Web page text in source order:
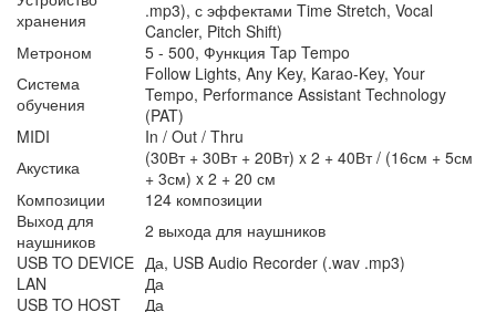
хранения
.mp3), с эффектами Time Stretch, Vocal
Cancler, Pitch Shift)
Метроном
5 - 500, Функция Tap Tempo
Система
обучения
Follow Lights, Any Key, Karao-Key, Your
Tempo, Performance Assistant Technology
(PAT)
MIDI
In / Out / Thru
Акустика
(30Вт + 30Вт + 20Вт) x 2 + 40Вт / (16см + 5см
+ 3см) x 2 + 20 см
Композиции
124 композиции
Выход для
наушников
2 выхода для наушников
USB TO DEVICE Да, USB Audio Recorder (.wav .mp3)
LAN
Да
USB TO HOST
Да